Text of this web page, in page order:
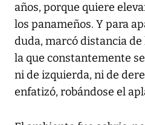
años, porque quiere
los panameños. Y para
duda, marcó distancia
la que constantemente
ni de izquierda, ni de
enfatizó, robándose el